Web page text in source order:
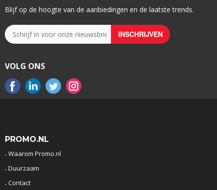
Blijf op de hoogte van de aanbiedingen en de laatste trends.
VOLG ONS
PROMO.NL
Waarom Promo.nl
Duurzaam
Contact